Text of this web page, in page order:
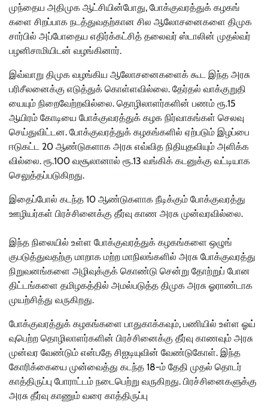
முந்தைய அதி​முக ஆட்​சி​யின்​போது, போக்​கு​வரத்​துக் கழகங்​
களை சிறப்​பாக நடத்​து​வதற்​கான சில ஆலோசனை​களை திமுக
சார்​பில் அப்​போதைய எதிர்க்​கட்​சித் தலை​வர் ஸ்டா​லின் முதல்​வர்
பழனி​சாமி​யிடன் வழங்​கி​னார்.
இவ்​வாறு திமுக வழங்​கிய ஆலோசனை​களைக் கூட இந்த அரசு
பரிசீலனைக்கு எடுத்​துக் கொள்​ள​வில்​லை. தேர்​தல் வாக்​குறு​தி​
யை​யும் நிறைவேற்​ற​வில்​லை. தொழிலா​ளர்​களின் பணம் ரூ.15
ஆயிரம் கோடியை போக்​கு​வரத்​துக் கழக நிர்​வாகங்​கள் செலவு
செய்​து​விட்​டன. போக்​கு​வரத்​துக் கழகங்​களில் ஏற்​படும் இழப்பை
ஈடு​கட்ட 20 ஆண்​டு​களாக அரசு எவ்​வித நிதி​யுத​வி​யும் அளிக்​க​
வில்​லை. ரூ.100 வசூலா​னால் ரூ.13 வங்​கிக் கடனுக்கு வட்​டி​யாக
செலுத்​தப்​படு​கிறது.
இதைப்போல் கடந்த 10 ஆண்​டு​களாக நீடிக்​கும் போக்​கு​வரத்து
ஊழியர்​கள் பிரச்​சினைக்கு தீர்வு காண அரசு முன்​வர​வில்​லை.
இந்த நிலை​யில் உள்ள போக்​கு​வரத்​துக் கழகங்​களை ஒழுங்​
குபடுத்​து​வதற்கு மாறாக மற்ற மாநிலங்​களில் அரசு போக்​கு​வரத்து
நிறு​வனங்​களை அழி​வுக்​குக் கொண்டு சென்று தோற்​றுப் போன
திட்​டங்​களை தமிழகத்​தில் அமல்​படுத்த திமுக அரசு ஓராண்​டாக
முயற்​சித்து வரு​கிறது.
போக்​கு​வரத்​துக் கழகங்​களை பாது​காக்​க​வும், பணி​யில் உள்ள ஓய்​
வு​பெற்ற தொழிலா​ளர்​களின் பிரச்​சினைக்கு தீர்வு காண​வும் அரசு
முன்வர வேண்​டும் என்​பதே சிஐடி​யு​வின் வேண்​டு​கோள். இந்த
கோரிக்​கையை முன்​வைத்து கடந்த 18-ம் தேதி முதல் தொடர்
காத்​திருப்பு போ​ராட்​டம் நடை​பெற்று வரு​கிறது. பிரச்​சினை​களுக்கு
அரசு தீர்வு காணும் வரை காத்​திருப்பு